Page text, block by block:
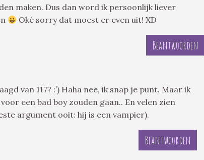
maken. Dus dan word ik persoonlijk liever
Oké sorry dat moest er even uit! XD
Beantwoorden
van 117? :’) Haha nee, ik snap je punt. Maar ik
een bad boy zouden gaan.. En velen zien
argument ooit: hij is een vampier).
Beantwoorden